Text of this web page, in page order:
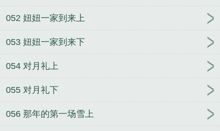
052 妞妞一家到来上
053 妞妞一家到来下
054 对月礼上
055 对月礼下
056 那年的第一场雪上